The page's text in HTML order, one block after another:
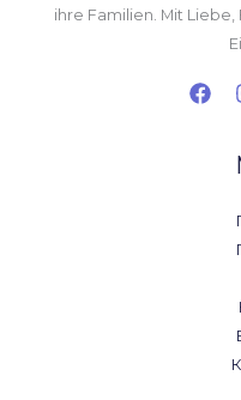
ihre Familien. Mit